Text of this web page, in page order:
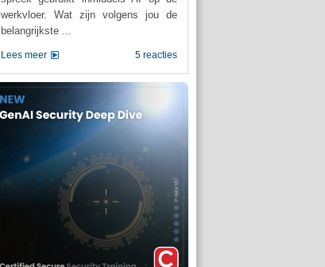
werkvloer. Wat zijn volgens jou de
belangrijkste ...
5 reacties
Lees meer